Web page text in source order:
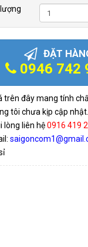
ĐẶT
0946 742
trên đây mang tính
tôi chưa kịp cập nhật.
lòng liên hệ0916 419